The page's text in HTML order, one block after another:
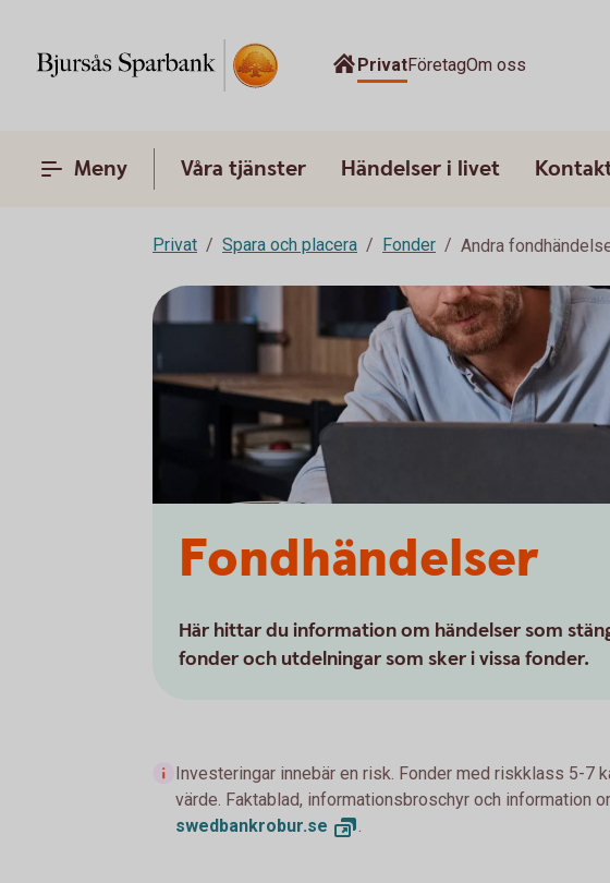
PrivatFöretagOm oss
Meny Våra tjänster Händelser i livet
Privat Spara och placera Fonder Andra
Fondhändelser
Här hittar du information om händelser som
fonder och utdelningar som sker i vissa fonder.
Investeringar innebär en risk. Fonder med riskklass 5-7
värde. Faktablad, informationsbroschyr och information
swedbankrobur.se .